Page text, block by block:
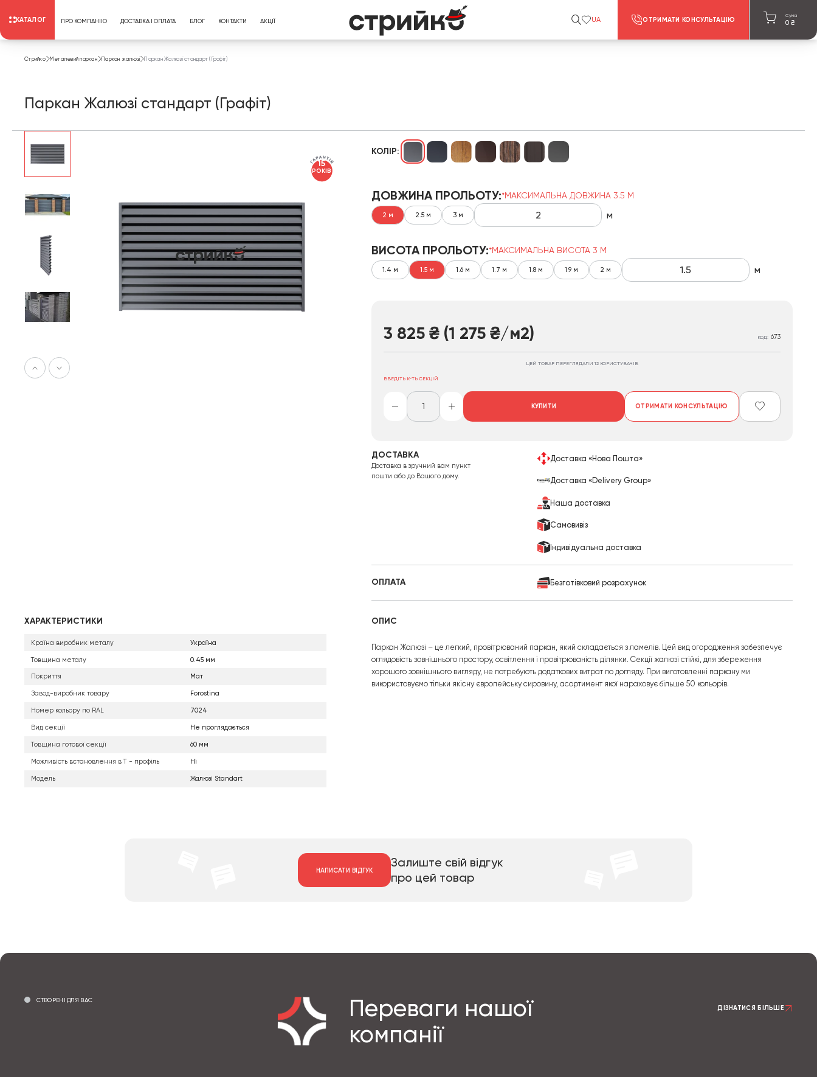
КАТАЛОГ ПРО КОМПАНІЮ ДОСТАВКА І ОПЛАТА БЛОГ КОНТАКТИ АКЦІЇ UA ОТРИМАТИ КОНСУЛЬТАЦІЮ
Сума
0 ₴
Стрийко Металевий паркан Паркан жалюзі Паркан Жалюзі стандарт (Графіт)
Паркан Жалюзі стандарт (Графіт)
15
РОКІВ
КОЛІР:
ДОВЖИНА ПРОЛЬОТУ:*МАКСИМАЛЬНА ДОВЖИНА 3.5 М
2 м 2.5 м 3 м м
ВИСОТА ПРОЛЬОТУ:*МАКСИМАЛЬНА ВИСОТА 3 М
1.4 м 1.5 м 1.6 м 1.7 м 1.8 м 1.9 м 2 м м
3 825₴ (1 275₴/м2) КОД: 673
ЦЕЙ ТОВАР ПЕРЕГЛЯДАЛИ 12 КОРИСТУВАЧІВ
ВВЕДІТЬ К-ТЬ СЕКЦІЙ
КУПИТИ ОТРИМАТИ КОНСУЛЬТАЦІЮ
ДОСТАВКА
Доставка в зручний вам пункт
пошти або до Вашого дому.
Доставка «Нова Пошта»
Доставка «Delivery Group»
Наша доставка
Cамовивіз
Індивідуальна доставка
ОПЛАТА Безготівковий розрахунок
ХАРАКТЕРИСТИКИ
Країна виробник металу Україна
Товщина металу 0.45 мм
Покриття Мат
Завод-виробник товару Forostina
Номер кольору по RAL 7024
Вид секції Не проглядається
Товщина готової секції 60 мм
Можливість встановлення в Т - профіль Ні
Модель Жалюзі Standart
ОПИС
Паркан Жалюзі – це легкий, провітрюваний паркан, який складається з ламелів. Цей вид огородження забезпечує
оглядовість зовнішнього простору, освітлення і провітрюваність ділянки. Секції жалюзі стійкі, для збереження
хорошого зовнішнього вигляду, не потребують додаткових витрат по догляду. При виготовленні паркану ми
використовуємо тільки якісну європейську сировину, асортимент якої нараховує більше 50 кольорів.
НАПИСАТИ ВІДГУК
Залиште свій відгук
про цей товар
СТВОРЕНІ ДЛЯ ВАС
Переваги нашої
компанії
ДІЗНАТИСЯ БІЛЬШЕ